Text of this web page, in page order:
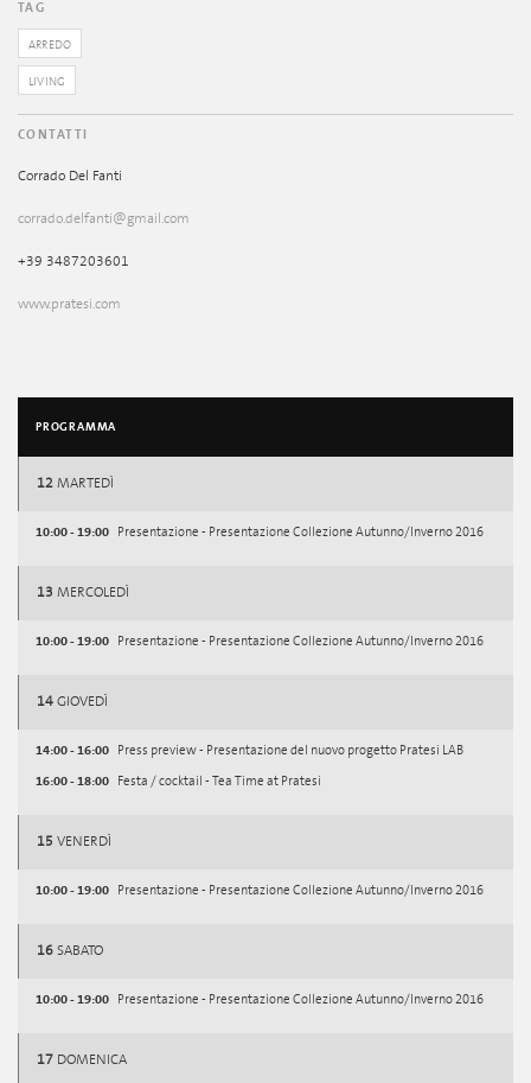
TAG
ARREDO
LIVING
CONTATTI
Corrado Del Fanti
corrado.delfanti@gmail.com
+39 3487203601
www.pratesi.com
PROGRAMMA
12 MARTEDÌ
10:00 - 19:00 Presentazione - Presentazione Collezione Autunno/Inverno 2016
13 MERCOLEDÌ
10:00 - 19:00 Presentazione - Presentazione Collezione Autunno/Inverno 2016
14 GIOVEDÌ
14:00 - 16:00 Press preview - Presentazione del nuovo progetto Pratesi LAB
16:00 - 18:00 Festa / cocktail - Tea Time at Pratesi
15 VENERDÌ
10:00 - 19:00 Presentazione - Presentazione Collezione Autunno/Inverno 2016
16 SABATO
10:00 - 19:00 Presentazione - Presentazione Collezione Autunno/Inverno 2016
17 DOMENICA